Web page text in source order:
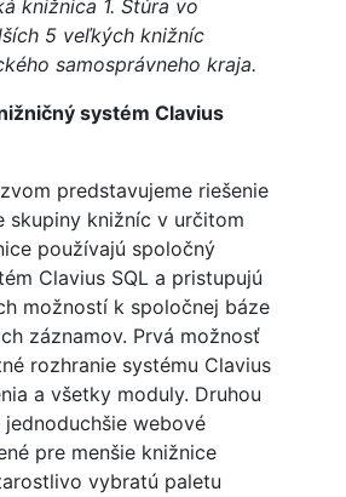
knižnica 1. Štúra vo
5 veľkých knižníc
samosprávneho kraja.
systém Clavius
predstavujeme riešenie
skupiny knižníc v určitom
používajú spoločný
Clavius SQL a pristupujú
možností k spoločnej báze
záznamov. Prvá možnosť
rozhranie systému Clavius
a všetky moduly. Druhou
webové
pre menšie knižnice
vybratú paletu